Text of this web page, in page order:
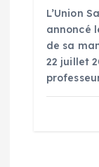
L’Union
annoncé
de sa
22 juillet